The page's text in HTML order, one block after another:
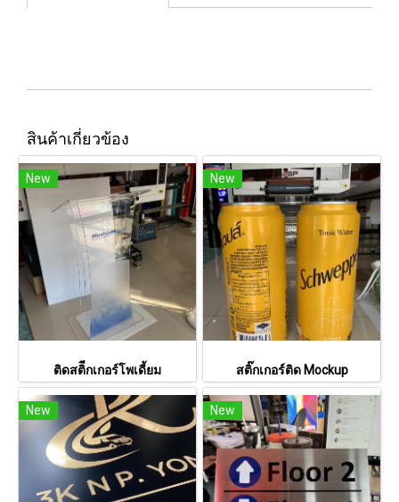
สินค้าเกี่ยวข้อง
New
ติดสติีกเกอร์โพเดี้ยม
New
สติ๊กเกอร์ติด Mockup
New New